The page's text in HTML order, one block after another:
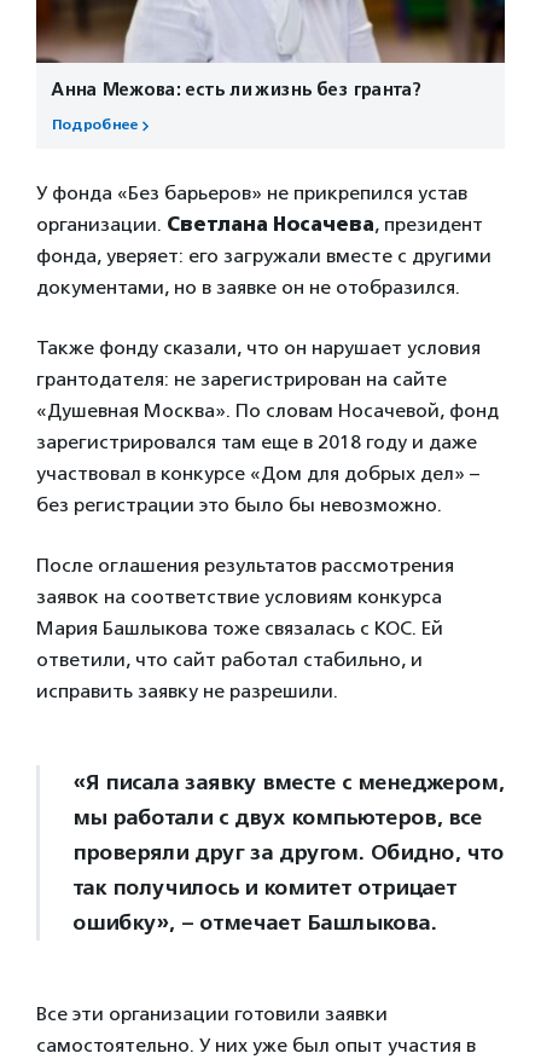
Анна Межова: есть ли жизнь без гранта?
Подробнее
У фонда «Без барьеров» не прикрепился устав
организации. Светлана Носачева, президент
фонда, уверяет: его загружали вместе с другими
документами, но в заявке он не отобразился.
Также фонду сказали, что он нарушает условия
грантодателя: не зарегистрирован на сайте
«Душевная Москва». По словам Носачевой, фонд
зарегистрировался там еще в 2018 году и даже
участвовал в конкурсе «Дом для добрых дел» –
без регистрации это было бы невозможно.
После оглашения результатов рассмотрения
заявок на соответствие условиям конкурса
Мария Башлыкова тоже связалась с КОС. Ей
ответили, что сайт работал стабильно, и
исправить заявку не разрешили.
«Я писала заявку вместе с менеджером,
мы работали с двух компьютеров, все
проверяли друг за другом. Обидно, что
так получилось и комитет отрицает
ошибку», – отмечает Башлыкова.
Все эти организации готовили заявки
самостоятельно. У них уже был опыт участия в